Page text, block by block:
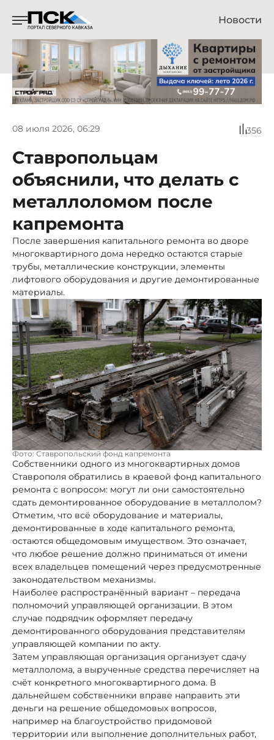
Новости
08 июля 2026, 06:29 356
Ставропольцам
объяснили, что делать с
металлоломом после
капремонта
После завершения капитального ремонта во дворе
многоквартирного дома нередко остаются старые
трубы, металлические конструкции, элементы
лифтового оборудования и другие демонтированные
материалы.
Фото: Ставропольский фонд капремонта
Собственники одного из многоквартирных домов
Ставрополя обратились в краевой фонд капитального
ремонта с вопросом: могут ли они самостоятельно
сдать демонтированное оборудование в металлолом?
Отметим, что всё оборудование и материалы,
демонтированные в ходе капитального ремонта,
остаются общедомовым имуществом. Это означает,
что любое решение должно приниматься от имени
всех владельцев помещений через предусмотренные
законодательством механизмы.
Наиболее распространённый вариант – передача
полномочий управляющей организации. В этом
случае подрядчик оформляет передачу
демонтированного оборудования представителям
управляющей компании по акту.
Затем управляющая организация организует сдачу
металлолома, а вырученные средства перечисляет на
счёт конкретного многоквартирного дома. В
дальнейшем собственники вправе направить эти
деньги на решение общедомовых вопросов,
например на благоустройство придомовой
территории или выполнение дополнительных работ,